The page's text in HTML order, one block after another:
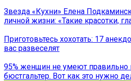
Звезда «Кухни» Елена
личной жизни: «Такие красотки,
Приготовьтесь хохотать: 17
вас развеселят
95% женщин не умеют правильно
бюстгальтер. Вот как это нужно